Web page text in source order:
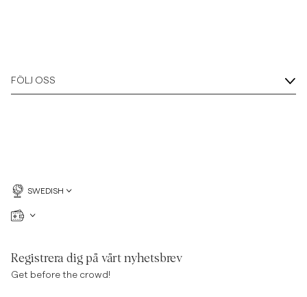
FÖLJ OSS
SWEDISH
Registrera dig på vårt nyhetsbrev
Get before the crowd!